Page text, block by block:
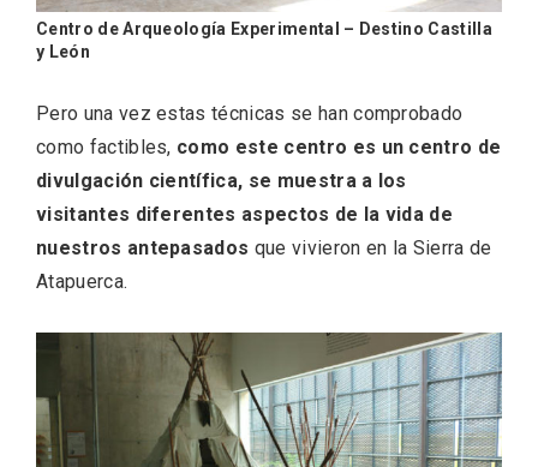
Centro de Arqueología Experimental – Destino Castilla
y León
Pero una vez estas técnicas se han comprobado
como factibles, como este centro es un centro de
divulgación científica, se muestra a los
visitantes diferentes aspectos de la vida de
nuestros antepasados que vivieron en la Sierra de
Atapuerca.
V Feria Europea del Queso 2026 en
Serrada